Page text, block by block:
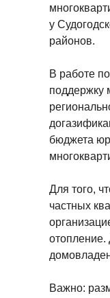
у
районов.
В работе
поддержку
бюджета
Для того,
частных
отопление.
Важно: